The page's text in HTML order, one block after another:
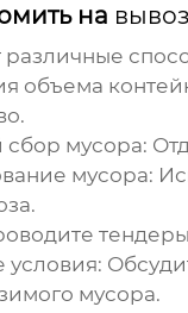
на
объема
сбор мусора:
мусора:
условия:
мусора.